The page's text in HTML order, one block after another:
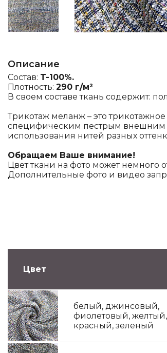
Описание
Состав: T-100%.
Плотность: 290 г/м²
В своем составе ткань содержит:
Трикотаж меланж – это трикотажное
специфическим пестрым внешним
использования нитей разных
Обращаем Ваше внимание!
Цвет ткани на фото может немного
Дополнительные фото и видео
Цвет
белый, джинсовый,
фиолетовый, желтый,
красный, зеленый